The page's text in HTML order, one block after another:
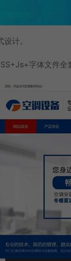
计。
字体文件全